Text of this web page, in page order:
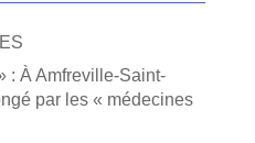
: À Amfreville-Saint-
par les « médecines